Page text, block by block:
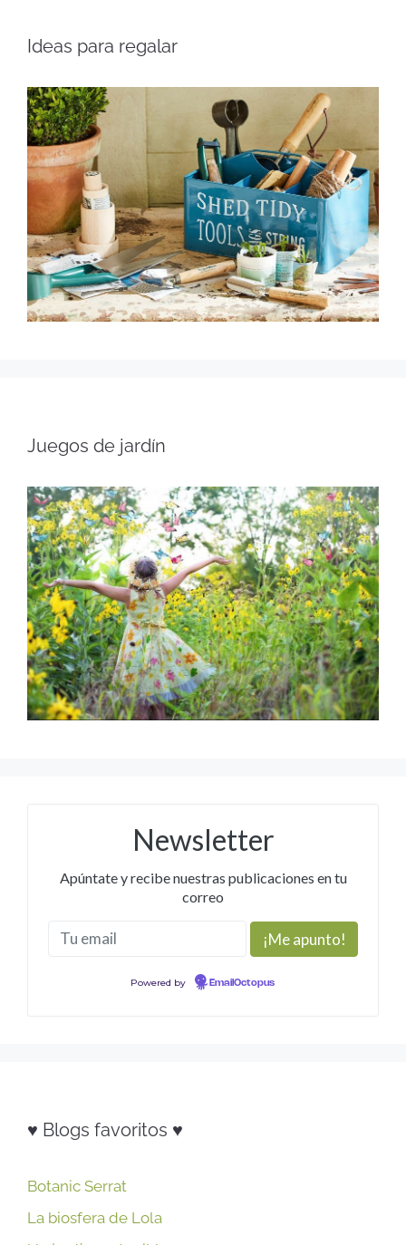
Ideas para regalar
Juegos de jardín
Newsletter
Apúntate y recibe nuestras publicaciones en tu
correo
Powered by EmailOctopus
♥ Blogs favoritos ♥
Botanic Serrat
La biosfera de Lola